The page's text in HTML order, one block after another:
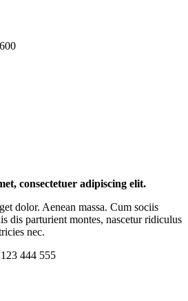
consectetuer adipiscing elit.
dolor. Aenean massa. Cum sociis
dis parturient montes, nascetur ridiculus
nec.
444 555